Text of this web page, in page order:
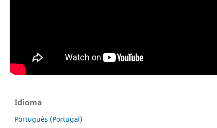
Idioma
Português (Portugal)